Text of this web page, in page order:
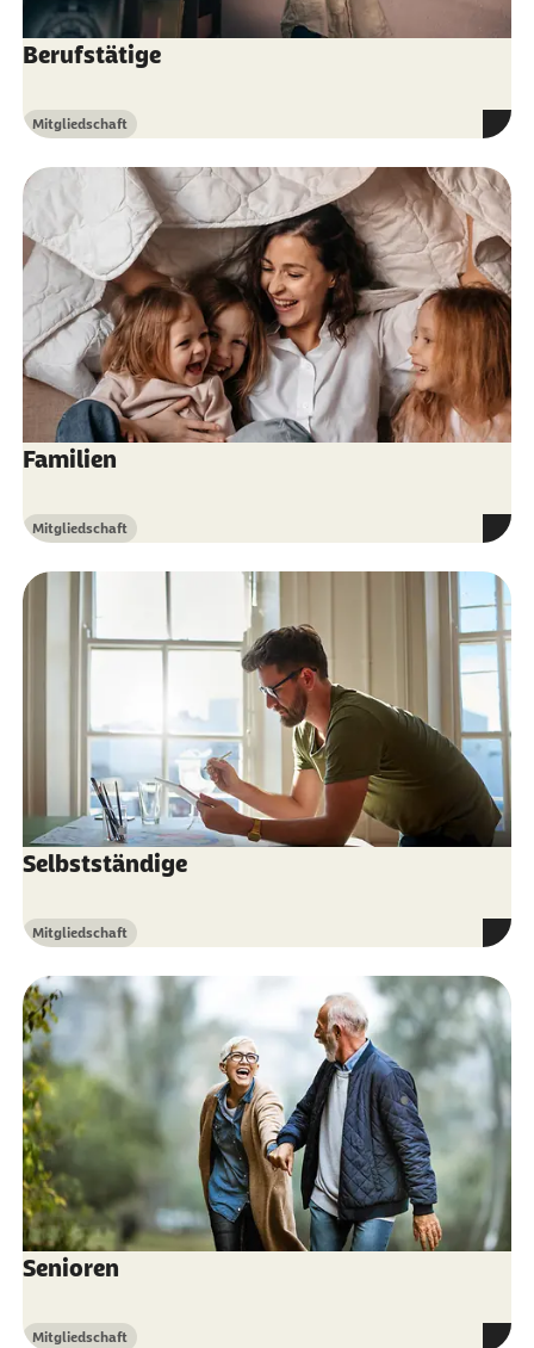
Berufstätige
Kategorie
Mitgliedschaft
Familien
Kategorie
Mitgliedschaft
Selbstständige
Kategorie
Mitgliedschaft
Senioren
Mitgliedschaft